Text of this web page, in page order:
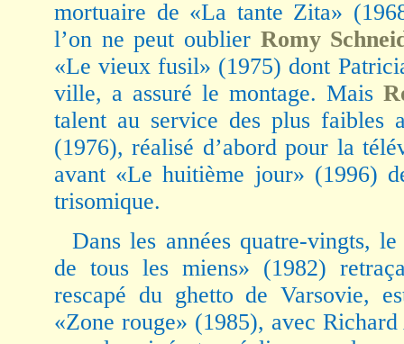
mortuaire de «La tante Zita»
l’on ne peut oublier Romy
«Le vieux fusil» (1975) dont
ville, a assuré le montage. Mais
talent au service des plus faibles
(1976), réalisé d’abord pour la
avant «Le huitième jour» (1996)
trisomique.
Dans les années quatre-vingts,
de tous les miens» (1982)
rescapé du ghetto de Varsovie,
«Zone rouge» (1985), avec